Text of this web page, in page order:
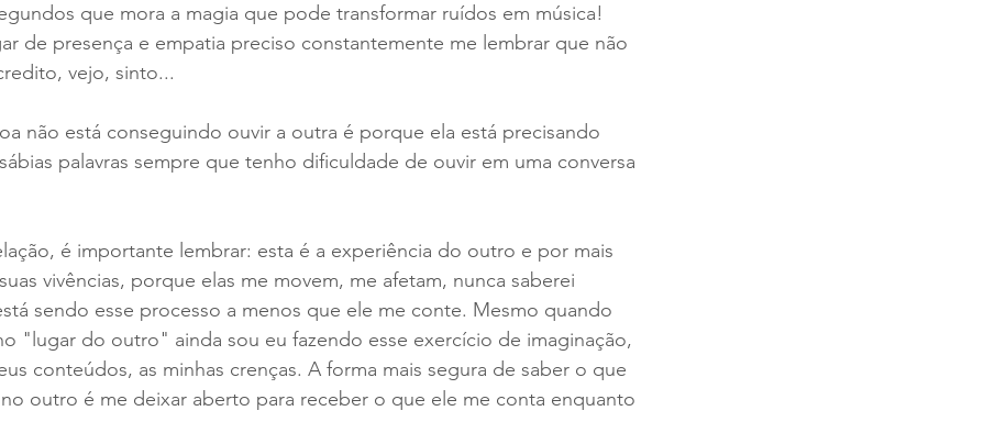
que mora a magia que pode transformar ruídos em música!
de presença e empatia preciso constantemente me lembrar que não
vejo, sinto...
não está conseguindo ouvir a outra é porque ela está precisando
palavras sempre que tenho dificuldade de ouvir em uma conversa
é importante lembrar: esta é a experiência do outro e por mais
vivências, porque elas me movem, me afetam, nunca saberei
sendo esse processo a menos que ele me conte. Mesmo quando
"lugar do outro" ainda sou eu fazendo esse exercício de imaginação,
conteúdos, as minhas crenças. A forma mais segura de saber o que
outro é me deixar aberto para receber o que ele me conta enquanto